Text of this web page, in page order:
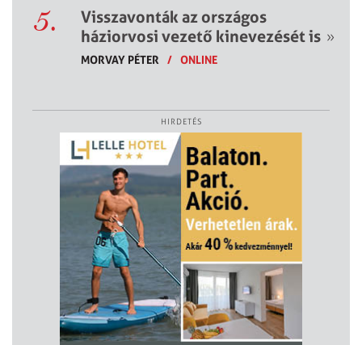
5.
Visszavonták az országos
háziorvosi vezető kinevezését is »
MORVAY PÉTER / ONLINE
HIRDETÉS